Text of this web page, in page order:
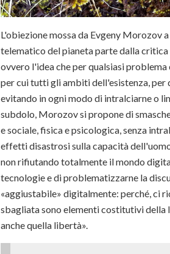
L'obiezione mossa da Evgeny Morozov
telematico del pianeta parte dalla critica
ovvero l'idea che per qualsiasi
per cui tutti gli ambiti dell'esistenza,
evitando in ogni modo di intralciarne o
subdolo, Morozov si propone di
e sociale, fisica e psicologica, senza
effetti disastrosi sulla capacità
non rifiutando totalmente il mondo
tecnologie e di problematizzarne la
«aggiustabile» digitalmente: perché, ci
sbagliata sono elementi costitutivi della
anche quella libertà».